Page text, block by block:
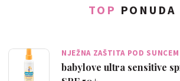
TOP PONUDA
NJEŽNA ZAŠTITA POD SUNCEM
babylove ultra sensitive